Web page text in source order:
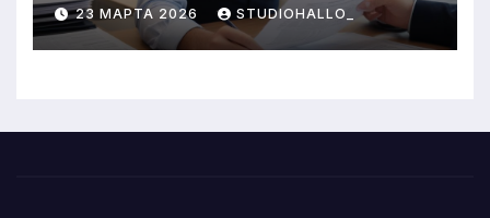
23 МАРТА 2026 STUDIOHALLO_